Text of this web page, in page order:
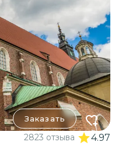
Заказать
2823 отзыва 4.97